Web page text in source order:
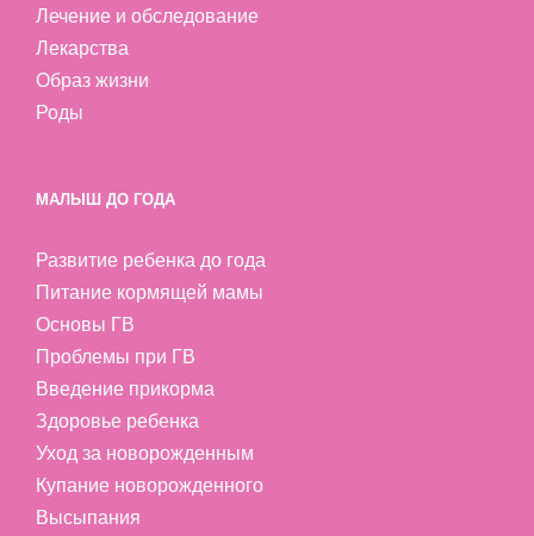
Лечение и обследование
Лекарства
Образ жизни
Роды
МАЛЫШ ДО ГОДА
Развитие ребенка до года
Питание кормящей мамы
Основы ГВ
Проблемы при ГВ
Введение прикорма
Здоровье ребенка
Уход за новорожденным
Купание новорожденного
Высыпания